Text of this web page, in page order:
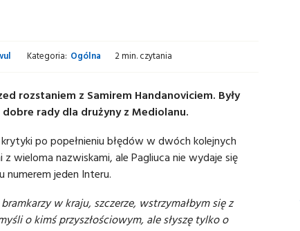
Kategoria: Ogólna 2 min. czytania
rozstaniem z Samirem Handanoviciem. Były
rady dla drużyny z Mediolanu.
po popełnieniu błędów w dwóch kolejnych
z wieloma nazwiskami, ale Pagliuca nie wydaje się
numerem jeden Interu.
w kraju, szczerze, wstrzymałbym się z
o kimś przyszłościowym, ale słyszę tylko o